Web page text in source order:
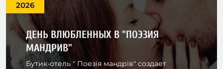
2026
ДЕНЬ ВЛЮБЛЕННЫХ В "ПОЭЗИЯ
МАНДРИВ"
Бутик-отель " Поезія мандрів" создает